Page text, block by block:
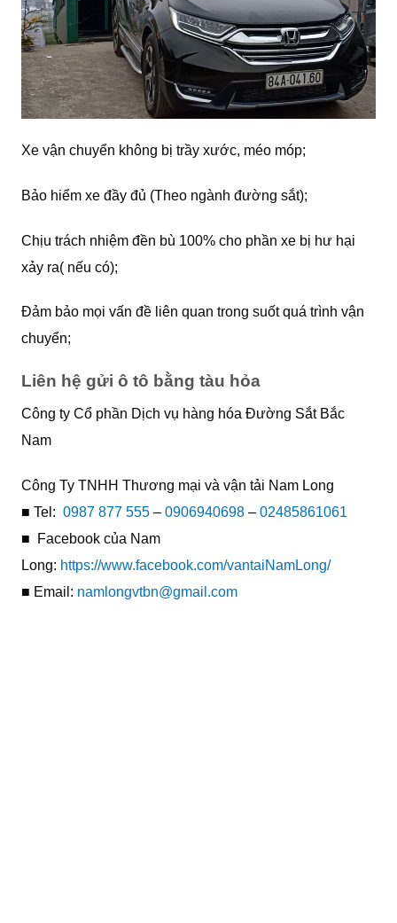
Xe vận chuyển không bị trầy xước, méo móp;
Bảo hiểm xe đầy đủ (Theo ngành đường sắt);
Chịu trách nhiệm đền bù 100% cho phần xe bị hư hại
xảy ra( nếu có);
Đảm bảo mọi vấn đề liên quan trong suốt quá trình vận
chuyển;
Liên hệ gửi ô tô bằng tàu hỏa
Công ty Cổ phần Dịch vụ hàng hóa Đường Sắt Bắc
Nam
Công Ty TNHH Thương mại và vận tải Nam Long
■ Tel: 0987 877 555 – 0906940698 – 02485861061
■ Facebook của Nam
Long: https://www.facebook.com/vantaiNamLong/
■ Email: namlongvtbn@gmail.com